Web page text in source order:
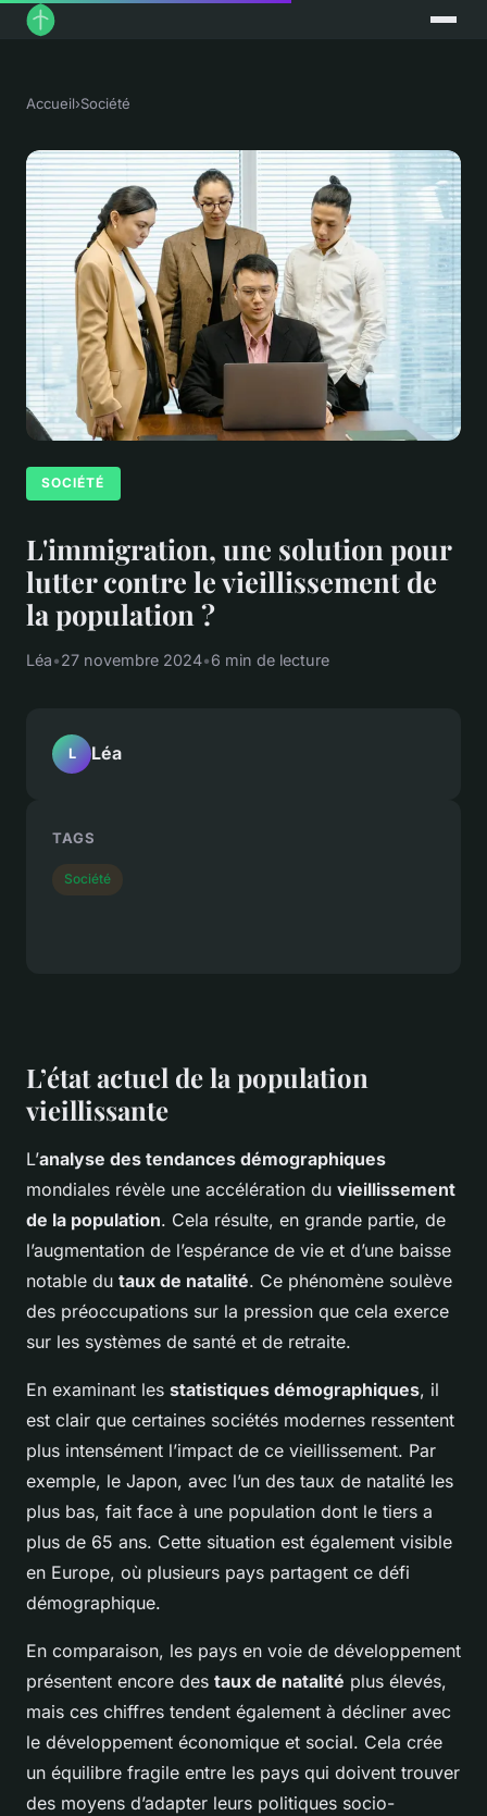
Accueil›Société
SOCIÉTÉ
L'immigration, une solution pour
lutter contre le vieillissement de
la population ?
Léa•27 novembre 2024•6 min de lecture
L’état actuel de la population
vieillissante
L’analyse des tendances démographiques
mondiales révèle une accélération du vieillissement
de la population. Cela résulte, en grande partie, de
l’augmentation de l’espérance de vie et d’une baisse
notable du taux de natalité. Ce phénomène soulève
des préoccupations sur la pression que cela exerce
sur les systèmes de santé et de retraite.
En examinant les statistiques démographiques, il
est clair que certaines sociétés modernes ressentent
plus intensément l’impact de ce vieillissement. Par
exemple, le Japon, avec l’un des taux de natalité les
plus bas, fait face à une population dont le tiers a
plus de 65 ans. Cette situation est également visible
en Europe, où plusieurs pays partagent ce défi
démographique.
En comparaison, les pays en voie de développement
présentent encore des taux de natalité plus élevés,
mais ces chiffres tendent également à décliner avec
le développement économique et social. Cela crée
un équilibre fragile entre les pays qui doivent trouver
des moyens d’adapter leurs politiques socio-
L Léa
TAGS
Société